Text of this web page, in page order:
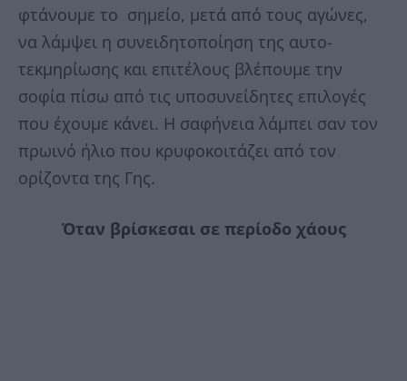
φτάνουμε το σημείο, μετά από τους αγώνες,
να λάμψει η συνειδητοποίηση της αυτο-
τεκμηρίωσης και επιτέλους βλέπουμε την
σοφία πίσω από τις υποσυνείδητες επιλογές
που έχουμε κάνει. Η σαφήνεια λάμπει σαν τον
πρωινό ήλιο που κρυφοκοιτάζει από τον
ορίζοντα της Γης.
Όταν βρίσκεσαι σε περίοδο χάους